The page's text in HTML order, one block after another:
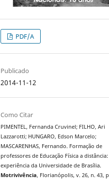
PDF/A
Publicado
2014-11-12
Como Citar
PIMENTEL, Fernanda Cruvinel; FILHO, Ari
Lazzarotti; HUNGARO, Edson Marcelo;
MASCARENHAS, Fernando. Formação de
professores de Educação Física a distância:
experiência da Universidade de Brasília.
Motrivivência, Florianópolis, v. 26, n. 43,